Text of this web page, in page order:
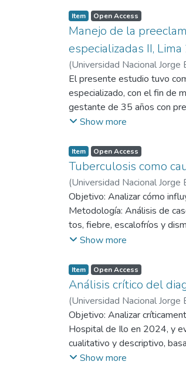
fetal, con dinámica uterina,
salud San Francisco al
bienestar fetal solicita
femenino con un peso de 3
Conclusión: los hallazgos
y la evaluación clínica son
recuperación inmediata con
Item Open Access
Manejo de la
especializadas II,
(Universidad Nacional Jorge
El presente estudio tuvo
especializado, con el fin de
gestante de 35 años con
evolución tras cesárea de
criterios de severidad
Show more
Item Open Access
Tuberculosis como
(Universidad Nacional Jorge
Objetivo: Analizar cómo
Metodología: Análisis de
tos, fiebre, escalofríos y
tuberculosis pulmonar; es
agravado por la falta
Show more
Item Open Access
Análisis crítico del
(Universidad Nacional Jorge
Objetivo: Analizar
Hospital de Ilo en 2024, y
cualitativo y descriptivo,
análisis comprendió la
Show more